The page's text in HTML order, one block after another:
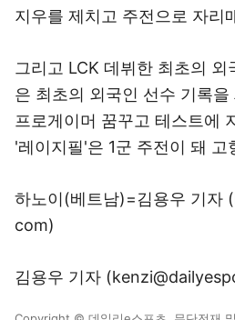
지우를 제치고 주전으로 자리
그리고 LCK 데뷔한 최초의
은 최초의 외국인 선수 기록을
프로게이머 꿈꾸고 테스트에
'레이지필'은 1군 주전이 돼 고
하노이(베트남)=김용우 기자
com)
김용우 기자